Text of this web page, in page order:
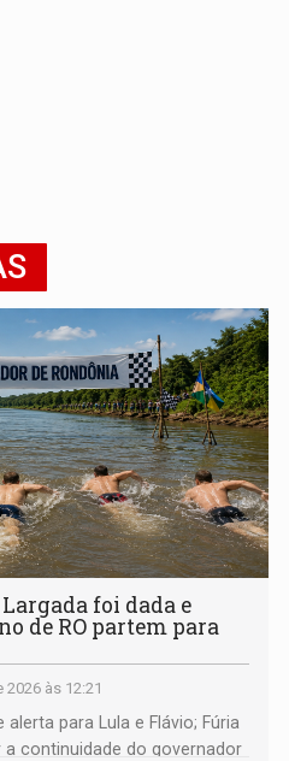
foi dada e
de RO partem para
às 12:21
para Lula e Flávio; Fúria
continuidade do governador